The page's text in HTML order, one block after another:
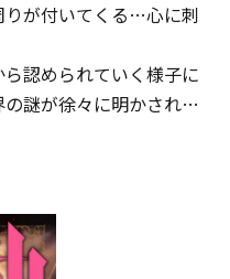
りが付いてくる…心に刺
ら認められていく様子に
の謎が徐々に明かされ…